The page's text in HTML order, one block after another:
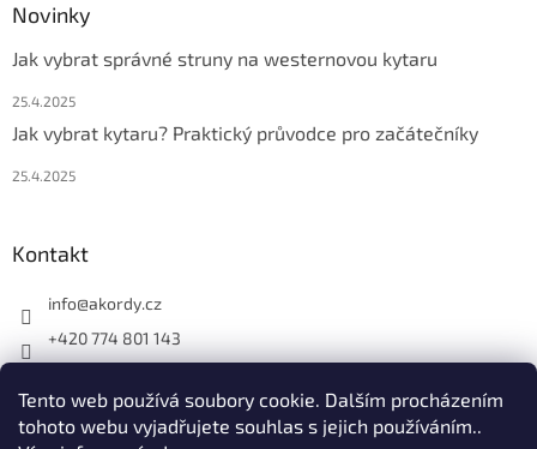
Tento web používá soubory cookie. Dalším procházením
tohoto webu vyjadřujete souhlas s jejich používáním..
Novinky
Jak vybrat správné struny na westernovou kytaru
25.4.2025
Jak vybrat kytaru? Praktický průvodce pro začátečníky
25.4.2025
Kontakt
info@akordy.cz
+420 774 801 143
akordy_cz